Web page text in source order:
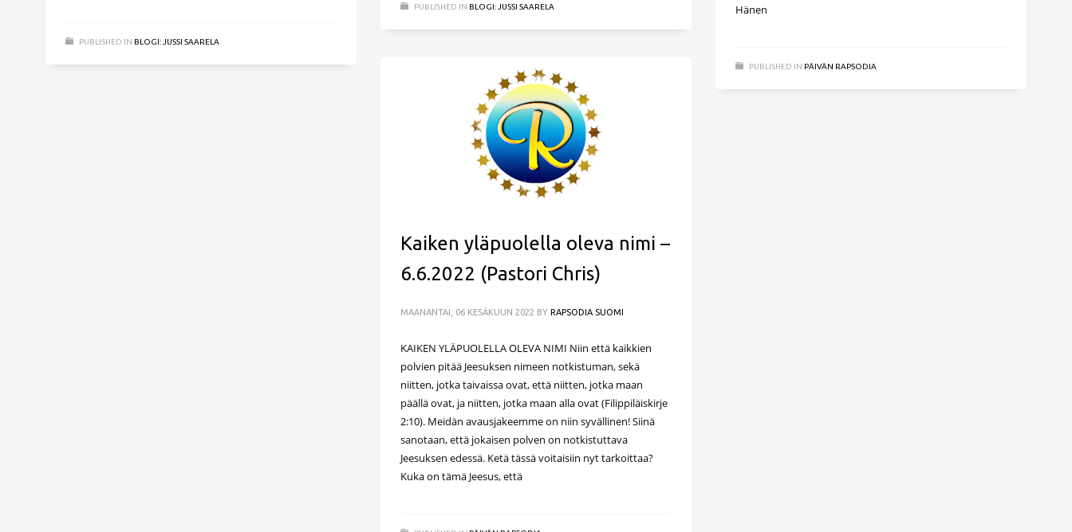
PUBLISHED IN BLOGI: JUSSI SAARELA
PUBLISHED IN BLOGI: JUSSI SAARELA
Hänen
PUBLISHED IN PÄIVÄN RAPSODIA
Kaiken yläpuolella oleva nimi –
6.6.2022 (Pastori Chris)
MAANANTAI, 06 KESÄKUUN 2022 BY RAPSODIA SUOMI
KAIKEN YLÄPUOLELLA OLEVA NIMI Niin että kaikkien
polvien pitää Jeesuksen nimeen notkistuman, sekä
niitten, jotka taivaissa ovat, että niitten, jotka maan
päällä ovat, ja niitten, jotka maan alla ovat (Filippiläiskirje
2:10). Meidän avausjakeemme on niin syvällinen! Siinä
sanotaan, että jokaisen polven on notkistuttava
Jeesuksen edessä. Ketä tässä voitaisiin nyt tarkoittaa?
Kuka on tämä Jeesus, että